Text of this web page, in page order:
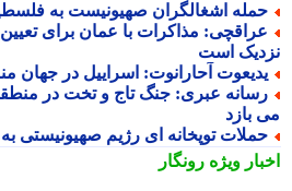
اشغالگران صهیونیست به
مذاکرات با عمان برای تعیین
است
آحارانوت: اسراییل در جهان
عبری: جنگ تاج و تخت در منطقه؛
بازد
توپخانه ای رژیم صهیونیستی به
ویژهرونگار